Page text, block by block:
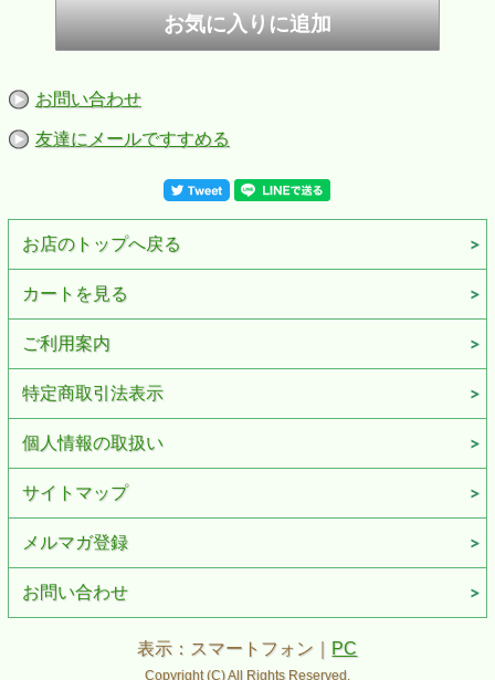
お問い合わせ
友達にメールですすめる
お店のトップへ戻る
カートを見る
ご利用案内
特定商取引法表示
個人情報の取扱い
サイトマップ
メルマガ登録
お問い合わせ
表示：スマートフォン｜ PC
Copyright (C) All Rights Reserved.